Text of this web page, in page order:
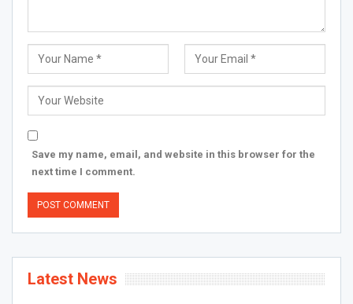
Save my name, email, and website in this browser for the
next time I comment.
Latest News